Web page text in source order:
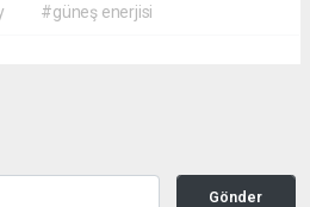
#güneş enerjisi
Gönder